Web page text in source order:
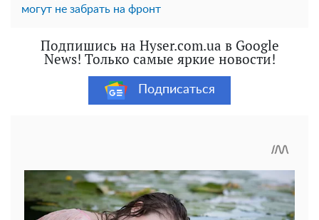
могут не забрать на фронт
Подпишись на Hyser.com.ua в Google
News! Только самые яркие новости!
Подписаться